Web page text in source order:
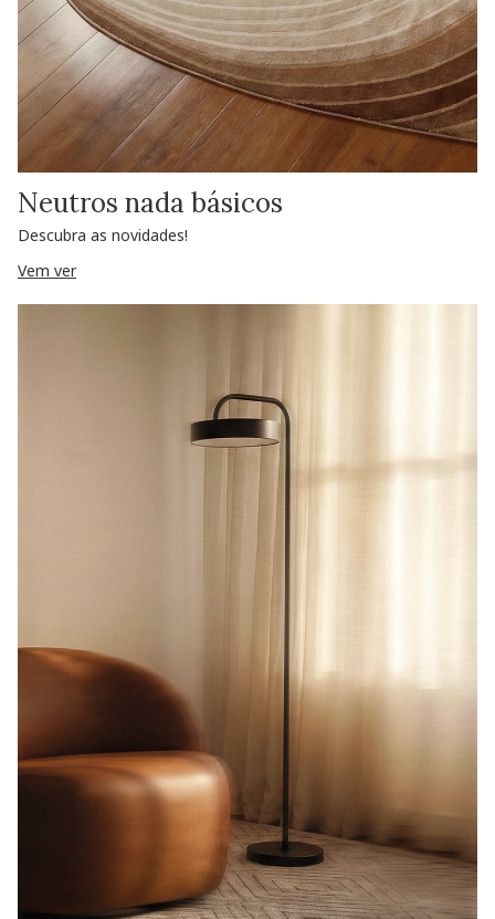
Neutros nada básicos
Descubra as novidades!
Vem ver